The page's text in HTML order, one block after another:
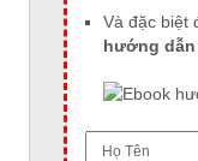
Và đặc biệt
hướng